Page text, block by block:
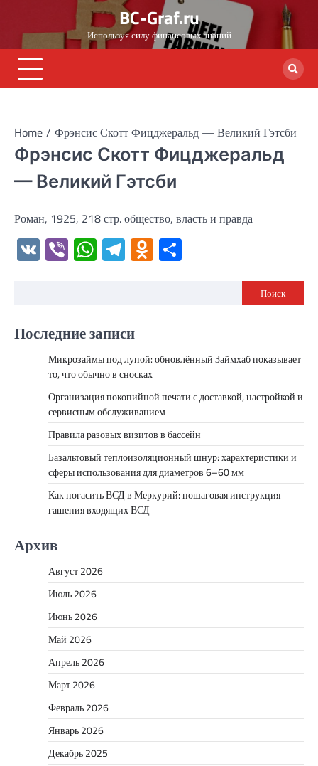
content
BC-Graf.ru
Используя силу финансовых знаний
Home Фрэнсис Скотт Фицджеральд — Великий Гэтсби
Фрэнсис Скотт Фицджеральд
— Великий Гэтсби
Роман, 1925, 218 стр. общество, власть и правда
VK ViberWhatsApp
Telegram
Odnoklassniki
Поиск
Последние записи
Микрозаймы под лупой: обновлённый Займхаб показывает
то, что обычно в сносках
Организация покопийной печати с доставкой, настройкой и
сервисным обслуживанием
Правила разовых визитов в бассейн
Базальтовый теплоизоляционный шнур: характеристики и
сферы использования для диаметров 6–60 мм
Как погасить ВСД в Меркурий: пошаговая инструкция
гашения входящих ВСД
Архив
Август 2026
Июль 2026
Июнь 2026
Май 2026
Апрель 2026
Март 2026
Февраль 2026
Январь 2026
Декабрь 2025